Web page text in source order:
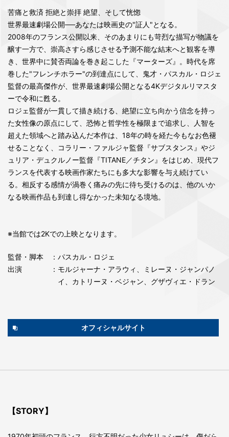
苦痛と救済 拒絶と崇拝 絶望、そして恍惚
世界最速劇場公開──あなたは映画史の"証人"となる。
2008年のフランス公開以来、そのあまりにも苛烈な描写が物議を
醸す一方で、崇高さすら感じさせる予測不能な結末へと観客を導
き、世界中に賛否両論を巻き起こした『マーターズ』。時代を席
巻した"フレンチホラー"の到達点にして、鬼才・パスカル・ロジェ
監督の最高傑作が、世界最速劇場公開となる4Kデジタルリマスタ
ーで令和に甦る。
ロジェ監督が一貫して描き続ける、絶望に立ち向かう信念を持っ
た女性像の原点にして、恐怖と哲学性を極限まで追求し、人智を
超えた領域へと踏み込んだ本作は、18年の時を経た今もなお色褪
せることなく、コラリー・ファルジャ監督『サブスタンス』やジ
ュリア・デュクルノー監督『TITANE／チタン』をはじめ、現代フ
ランスを代表する映画作家たちにも多大な影響を与え続けてい
る。相反する感情が渦巻く痛みの先に待ち受けるのは、他のいか
なる映画作品も到達し得なかった未知なる境地。
※当館では2Kでの上映となります。
監督・脚本
：パスカル・ロジェ
出演
：モルジャーナ・アラウィ、ミレーヌ・ジャンパノ
イ、カトリーヌ・ベジャン、グザヴィエ・ドラン
オフィシャルサイト
【STORY】